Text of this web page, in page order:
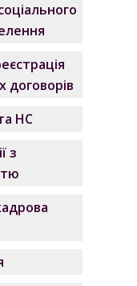
договорів
НС
з